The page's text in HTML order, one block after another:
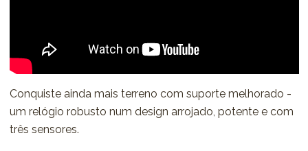
Conquiste ainda mais terreno com suporte melhorado -
um relógio robusto num design arrojado, potente e com
três sensores.